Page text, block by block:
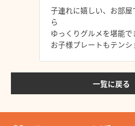
子連れに嬉しい、お部
ら
ゆっくりグルメを堪能で
お子様プレートもテンシ
一覧に戻る